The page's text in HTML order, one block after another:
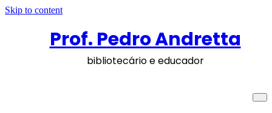
Skip to content
Prof. Pedro Andretta
bibliotecário e educador